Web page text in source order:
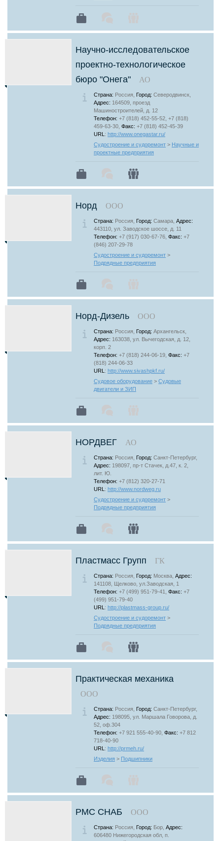
Научно-исследовательское
проектно-технологическое
бюро "Онега"
АО
Страна: Россия, Город: Северодвинск,
Адрес: 164509, проезд
Машиностроителей, д. 12
Телефон: +7 (818) 452-55-52, +7 (818)
459-63-30, Факс: +7 (818) 452-45-39
URL : http://www.onegastar.ru/
Судостроение и судоремонт > Научные и
проектные предприятия
Норд ООО
Страна: Россия, Город: Самара, Адрес:
443110, ул. Заводское шоссе, д. 11
Телефон: +7 (917) 030-67-76, Факс: +7
(846) 207-29-78
Судостроение и судоремонт >
Подрядные предприятия
Норд-Дизель ООО
Страна: Россия, Город: Архангельск,
Адрес: 163038, ул. Вычегодская, д. 12,
корп. 2
Телефон: +7 (818) 244-06-19, Факс: +7
(818) 244-06-33
URL : http://www.sivashpkf.ru/
Судовое оборудование > Судовые
двигатели и ЗИП
НОРДВЕГ АО
Страна: Россия, Город: Санкт-Петербург,
Адрес: 198097, пр-т Стачек, д.47, к. 2,
лит. Ю.
Телефон: +7 (812) 320-27-71
URL : http://www.nordweg.ru
Судостроение и судоремонт >
Подрядные предприятия
Пластмасс Групп ГК
Страна: Россия, Город: Москва, Адрес:
141108, Щелково, ул.Заводская, 1
Телефон: +7 (499) 951-79-41, Факс: +7
(499) 951-79-40
URL : http://plastmass-group.ru/
Судостроение и судоремонт >
Подрядные предприятия
Практическая механика
ООО
Страна: Россия, Город: Санкт-Петербург,
Адрес: 198095, ул. Маршала Говорова, д.
52, оф.304
Телефон: +7 921 555-40-90, Факс: +7 812
718-40-90
URL : http://prmeh.ru/
Изделия > Подшипники
РМС СНАБ ООО
Страна: Россия, Город: Бор, Адрес:
606480 Нижегородская обл, п.